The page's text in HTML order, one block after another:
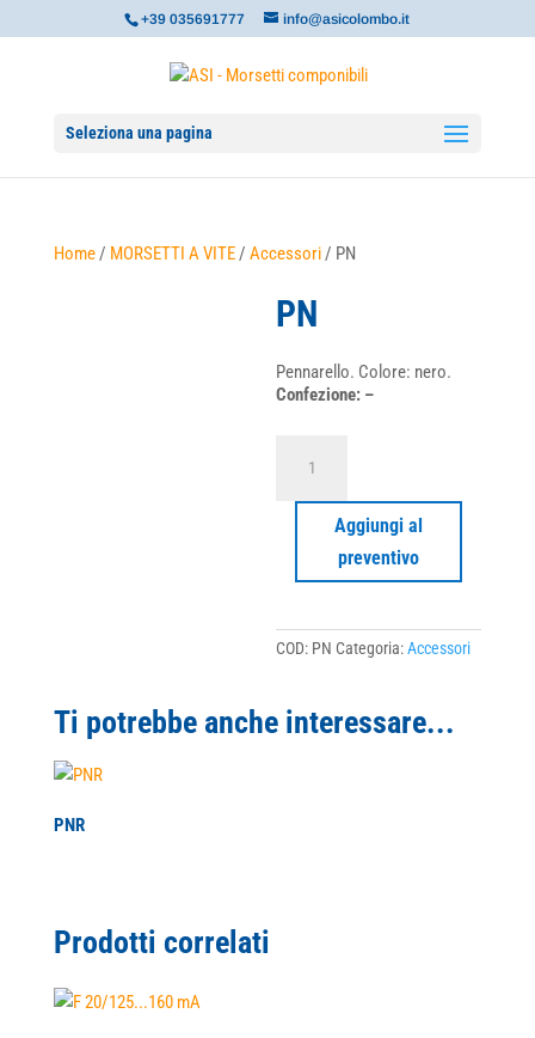
+39 035691777 info@asicolombo.it
Seleziona una pagina
Home/ MORSETTI A VITE/ Accessori/ PN
PN
Pennarello. Colore: nero.
Confezione: –
quantità
Aggiungi al
preventivo
COD: PN Categoria:Accessori
Ti potrebbe anche interessare...
PNR
Prodotti correlati